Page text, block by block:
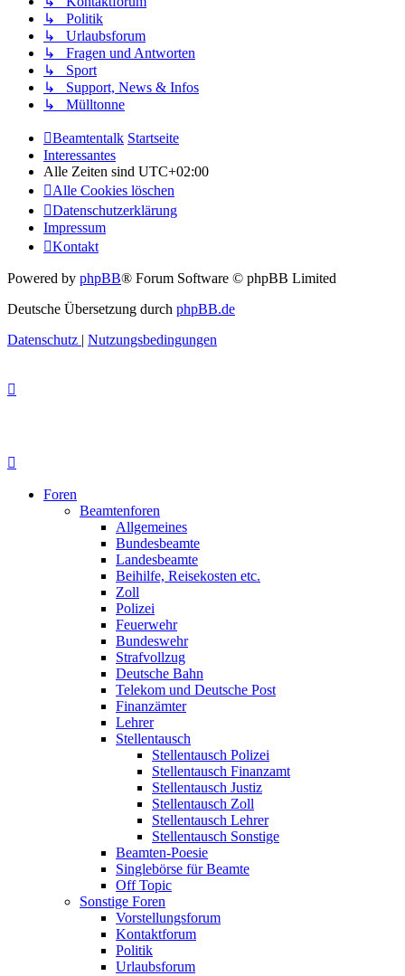
↳ Politik
↳ Urlaubsforum
↳ Fragen und Antworten
↳ Sport
↳ Support, News & Infos
↳ Mülltonne
Beamtentalk Startseite
Interessantes
Alle Zeiten sind UTC+02:00
Alle Cookies löschen
Datenschutzerklärung
Impressum
Kontakt
Powered by phpBB® Forum Software © phpBB Limited
Deutsche Übersetzung durch phpBB.de
Datenschutz | Nutzungsbedingungen
Foren
Beamtenforen
Allgemeines
Bundesbeamte
Landesbeamte
Beihilfe, Reisekosten etc.
Zoll
Polizei
Feuerwehr
Bundeswehr
Strafvollzug
Deutsche Bahn
Telekom und Deutsche Post
Finanzämter
Lehrer
Stellentausch
Stellentausch Polizei
Stellentausch Finanzamt
Stellentausch Justiz
Stellentausch Zoll
Stellentausch Lehrer
Stellentausch Sonstige
Beamten-Poesie
Singlebörse für Beamte
Off Topic
Sonstige Foren
Vorstellungsforum
Kontaktforum
Politik
Urlaubsforum